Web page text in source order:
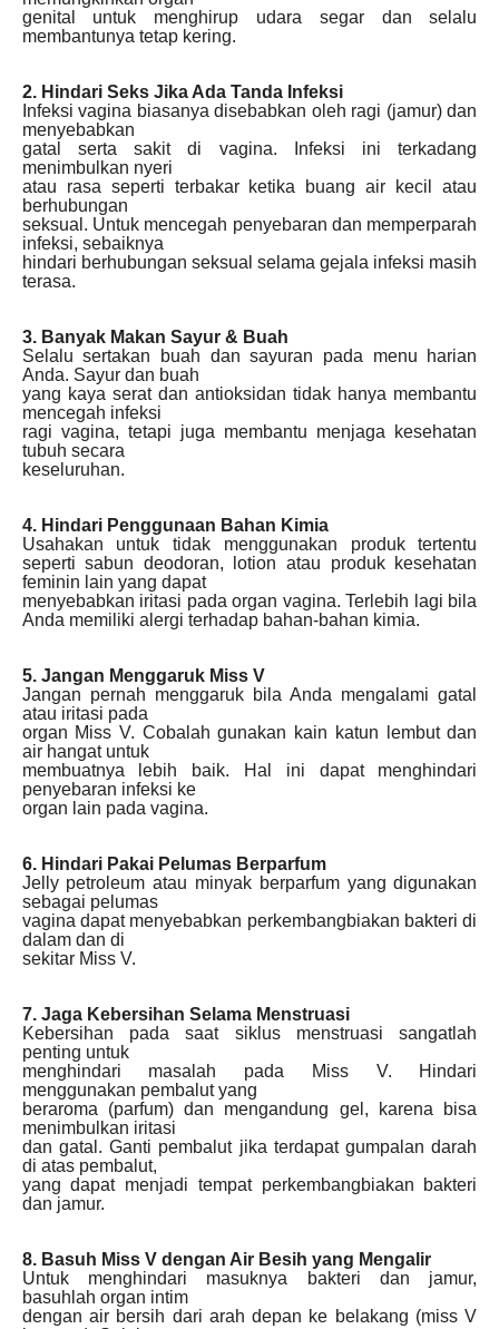
genital untuk menghirup udara segar dan selalu
membantunya tetap kering.
2. Hindari Seks Jika Ada Tanda Infeksi
Infeksi vagina biasanya disebabkan oleh ragi (jamur) dan
menyebabkan
gatal serta sakit di vagina. Infeksi ini terkadang
menimbulkan nyeri
atau rasa seperti terbakar ketika buang air kecil atau
berhubungan
seksual. Untuk mencegah penyebaran dan memperparah
infeksi, sebaiknya
hindari berhubungan seksual selama gejala infeksi masih
terasa.
3. Banyak Makan Sayur & Buah
Selalu sertakan buah dan sayuran pada menu harian
Anda. Sayur dan buah
yang kaya serat dan antioksidan tidak hanya membantu
mencegah infeksi
ragi vagina, tetapi juga membantu menjaga kesehatan
tubuh secara
keseluruhan.
4. Hindari Penggunaan Bahan Kimia
Usahakan untuk tidak menggunakan produk tertentu
seperti sabun deodoran, lotion atau produk kesehatan
feminin lain yang dapat
menyebabkan iritasi pada organ vagina. Terlebih lagi bila
Anda memiliki alergi terhadap bahan-bahan kimia.
5. Jangan Menggaruk Miss V
Jangan pernah menggaruk bila Anda mengalami gatal
atau iritasi pada
organ Miss V. Cobalah gunakan kain katun lembut dan
air hangat untuk
membuatnya lebih baik. Hal ini dapat menghindari
penyebaran infeksi ke
organ lain pada vagina.
6. Hindari Pakai Pelumas Berparfum
Jelly petroleum atau minyak berparfum yang digunakan
sebagai pelumas
vagina dapat menyebabkan perkembangbiakan bakteri di
dalam dan di
sekitar Miss V.
7. Jaga Kebersihan Selama Menstruasi
Kebersihan pada saat siklus menstruasi sangatlah
penting untuk
menghindari masalah pada Miss V. Hindari
menggunakan pembalut yang
beraroma (parfum) dan mengandung gel, karena bisa
menimbulkan iritasi
dan gatal. Ganti pembalut jika terdapat gumpalan darah
di atas pembalut,
yang dapat menjadi tempat perkembangbiakan bakteri
dan jamur.
8. Basuh Miss V dengan Air Besih yang Mengalir
Untuk menghindari masuknya bakteri dan jamur,
basuhlah organ intim
dengan air bersih dari arah depan ke belakang (miss V